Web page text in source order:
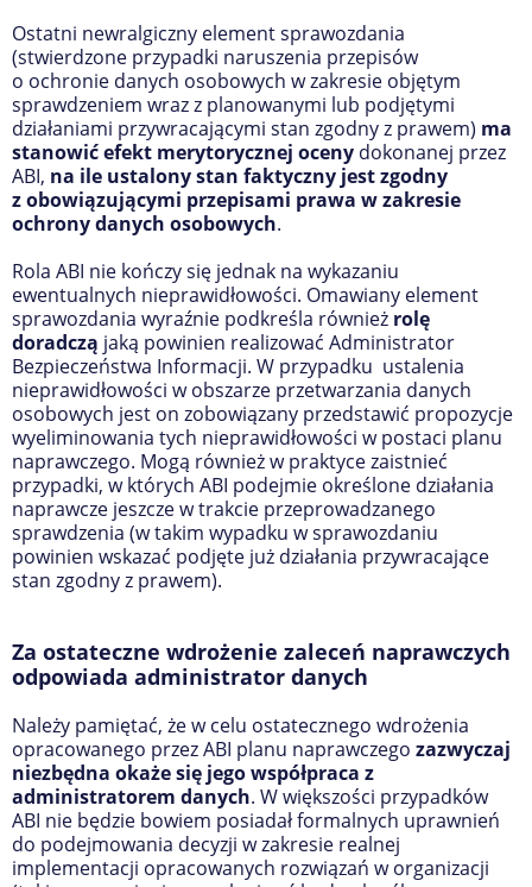
Ostatni newralgiczny element sprawozdania
(stwierdzone przypadki naruszenia przepisów
o ochronie danych osobowych w zakresie objętym
sprawdzeniem wraz z planowanymi lub podjętymi
działaniami przywracającymi stan zgodny z prawem) ma
stanowić efekt merytorycznej oceny dokonanej przez
ABI, na ile ustalony stan faktyczny jest zgodny
z obowiązującymi przepisami prawa w zakresie
ochrony danych osobowych.
Rola ABI nie kończy się jednak na wykazaniu
ewentualnych nieprawidłowości. Omawiany element
sprawozdania wyraźnie podkreśla również rolę
doradczą jaką powinien realizować Administrator
Bezpieczeństwa Informacji. W przypadku ustalenia
nieprawidłowości w obszarze przetwarzania danych
osobowych jest on zobowiązany przedstawić propozycje
wyeliminowania tych nieprawidłowości w postaci planu
naprawczego. Mogą również w praktyce zaistnieć
przypadki, w których ABI podejmie określone działania
naprawcze jeszcze w trakcie przeprowadzanego
sprawdzenia (w takim wypadku w sprawozdaniu
powinien wskazać podjęte już działania przywracające
stan zgodny z prawem).
Za ostateczne wdrożenie zaleceń naprawczych
odpowiada administrator danych
Należy pamiętać, że w celu ostatecznego wdrożenia
opracowanego przez ABI planu naprawczego zazwyczaj
niezbędna okaże się jego współpraca z
administratorem danych. W większości przypadków
ABI nie będzie bowiem posiadał formalnych uprawnień
do podejmowania decyzji w zakresie realnej
implementacji opracowanych rozwiązań w organizacji